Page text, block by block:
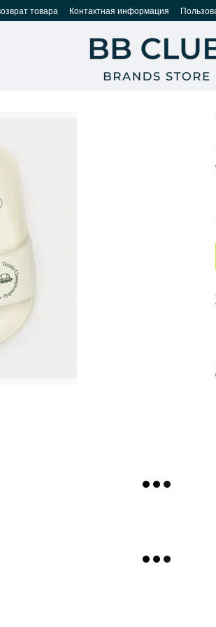
товара Контактная информация